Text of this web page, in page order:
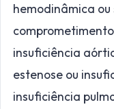
hemodinâmica
insuficiência
estenose ou
insuficiência